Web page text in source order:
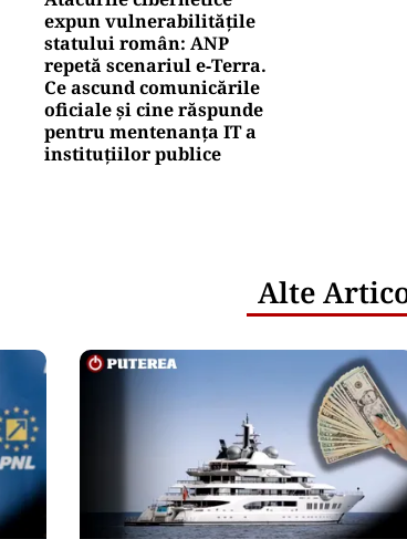
expun vulnerabilitățile
statului român: ANP
repetă scenariul e‑Terra.
Ce ascund comunicările
oficiale și cine răspunde
pentru mentenanța IT a
instituțiilor publice
Alte